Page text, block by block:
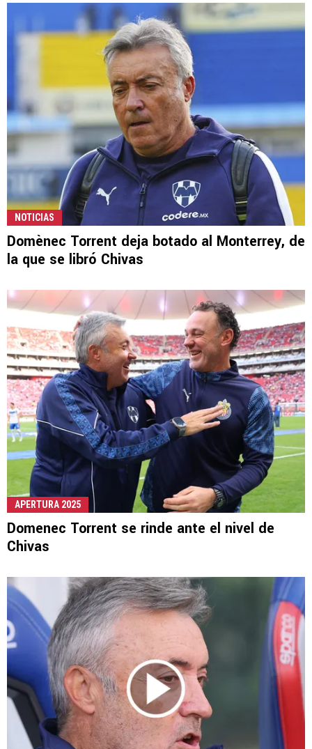
NOTICIAS
Domènec Torrent deja botado al Monterrey, de
la que se libró Chivas
APERTURA 2025
Domenec Torrent se rinde ante el nivel de
Chivas